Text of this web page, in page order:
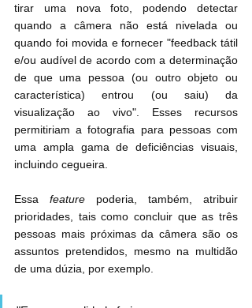
tirar uma nova foto, podendo detectar
quando a câmera não está nivelada ou
quando foi movida e fornecer "feedback tátil
e/ou audível de acordo com a determinação
de que uma pessoa (ou outro objeto ou
característica) entrou (ou saiu) da
visualização ao vivo". Esses recursos
permitiriam a fotografia para pessoas com
uma ampla gama de deficiências visuais,
incluindo cegueira.
Essa feature poderia, também, atribuir
prioridades, tais como concluir que as três
pessoas mais próximas da câmera são os
assuntos pretendidos, mesmo na multidão
de uma dúzia, por exemplo.